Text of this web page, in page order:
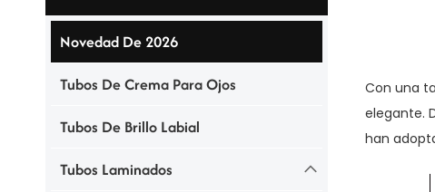
Novedad De 2026
Tubos De Crema Para Ojos
Tubos De Brillo Labial
Tubos Laminados
Con una
elegante.
han